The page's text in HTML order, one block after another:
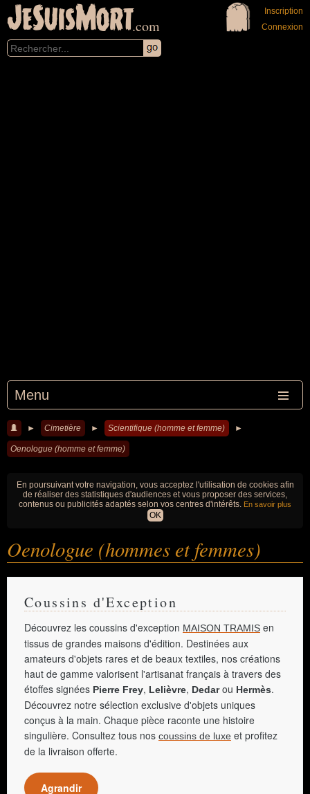
JeSuisMort.com
Menu
Inscription
Connexion
► Cimetière ► Scientifique (homme et femme) ►
Oenologue (homme et femme)
En poursuivant votre navigation, vous acceptez l'utilisation de cookies afin
de réaliser des statistiques d'audiences et vous proposer des services,
contenus ou publicités adaptés selon vos centres d'intérêts. En savoir plus
OK
Oenologue (hommes et femmes)
Coussins d'Exception
Découvrez les coussins d'exception MAISON TRAMIS en
tissus de grandes maisons d'édition. Destinées aux
amateurs d'objets rares et de beaux textiles, nos créations
haut de gamme valorisent l'artisanat français à travers des
étoffes signées Pierre Frey, Lelièvre, Dedarou Hermès.
Découvrez notre sélection exclusive d'objets uniques
conçus à la main. Chaque pièce raconte une histoire
singulière. Consultez tous nos coussins de luxe et profitez
de la livraison offerte.
Agrandir